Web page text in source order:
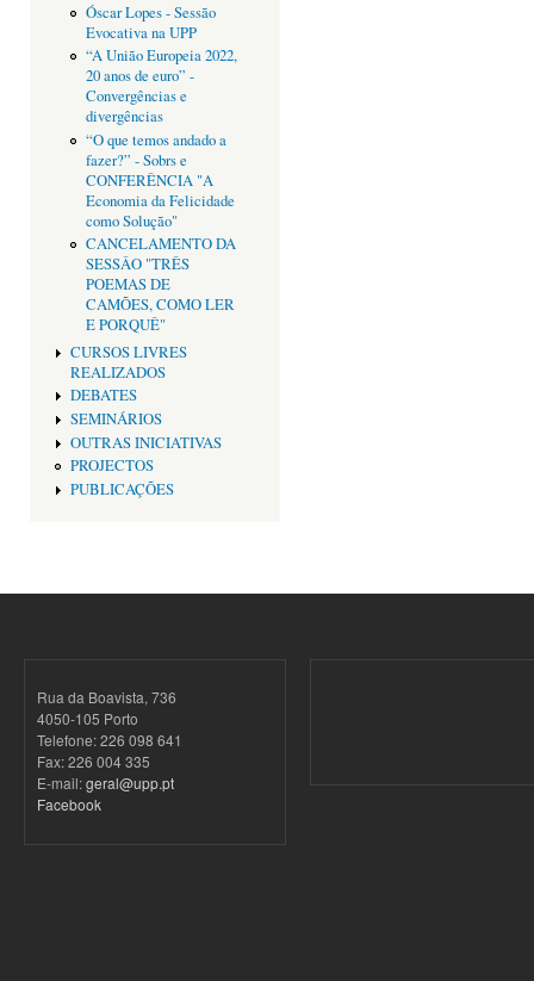
Óscar Lopes - Sessão
Evocativa na UPP
“A União Europeia 2022,
20 anos de euro” -
Convergências e
divergências
“O que temos andado a
fazer?” - Sobrs e
CONFERÊNCIA "A
Economia da Felicidade
como Solução"
CANCELAMENTO DA
SESSÂO "TRÊS
POEMAS DE
CAMÕES, COMO LER
E PORQUÊ"
CURSOS LIVRES
REALIZADOS
DEBATES
SEMINÁRIOS
OUTRAS INICIATIVAS
PROJECTOS
PUBLICAÇÕES
Rua da Boavista, 736
4050-105 Porto
Telefone: 226 098 641
Fax: 226 004 335
E-mail:geral@upp.pt
Facebook